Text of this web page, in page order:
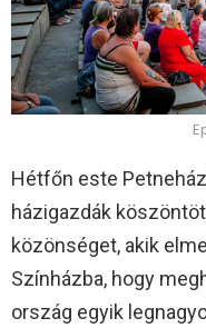
Hétfőn este
házigazdák
közönséget, akik
Színházba, hogy
ország egyik